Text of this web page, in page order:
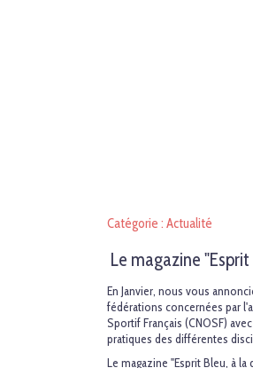
Catégorie : Actualité
Le magazine
En Janvier, nous vous
fédérations concernées par
Sportif Français (CNOSF)
pratiques des différentes
Le magazine "Esprit Bleu, à